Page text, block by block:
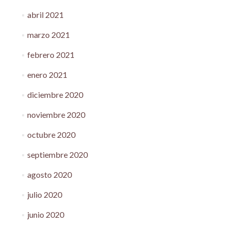
abril 2021
marzo 2021
febrero 2021
enero 2021
diciembre 2020
noviembre 2020
octubre 2020
septiembre 2020
agosto 2020
julio 2020
junio 2020